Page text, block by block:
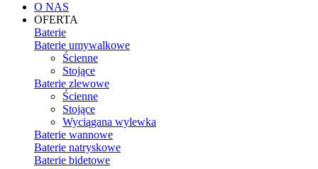
O NAS
OFERTA
Baterie
Baterie umywalkowe
Ścienne
Stojące
Baterie zlewowe
Ścienne
Stojące
Wyciągana wylewka
Baterie wannowe
Baterie natryskowe
Baterie bidetowe